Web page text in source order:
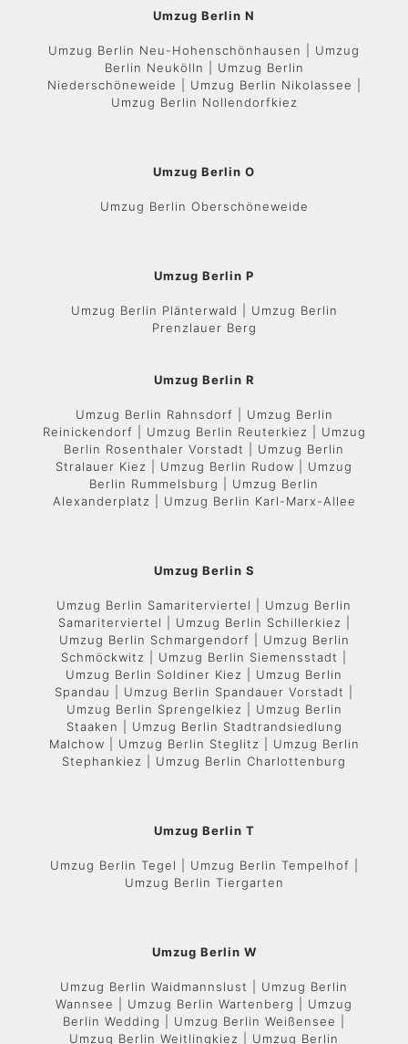
Umzug Berlin N
Umzug Berlin Neu-Hohenschönhausen | Umzug
Berlin Neukölln | Umzug Berlin
Niederschöneweide | Umzug Berlin Nikolassee |
Umzug Berlin Nollendorfkiez
Umzug Berlin O
Umzug Berlin Oberschöneweide
Umzug Berlin P
Umzug Berlin Plänterwald | Umzug Berlin
Prenzlauer Berg
Umzug Berlin R
Umzug Berlin Rahnsdorf | Umzug Berlin
Reinickendorf | Umzug Berlin Reuterkiez | Umzug
Berlin Rosenthaler Vorstadt | Umzug Berlin
Stralauer Kiez | Umzug Berlin Rudow | Umzug
Berlin Rummelsburg | Umzug Berlin
Alexanderplatz | Umzug Berlin Karl-Marx-Allee
Umzug Berlin S
Umzug Berlin Samariterviertel | Umzug Berlin
Samariterviertel | Umzug Berlin Schillerkiez |
Umzug Berlin Schmargendorf | Umzug Berlin
Schmöckwitz | Umzug Berlin Siemensstadt |
Umzug Berlin Soldiner Kiez | Umzug Berlin
Spandau | Umzug Berlin Spandauer Vorstadt |
Umzug Berlin Sprengelkiez | Umzug Berlin
Staaken | Umzug Berlin Stadtrandsiedlung
Malchow | Umzug Berlin Steglitz | Umzug Berlin
Stephankiez | Umzug Berlin Charlottenburg
Umzug Berlin T
Umzug Berlin Tegel | Umzug Berlin Tempelhof |
Umzug Berlin Tiergarten
Umzug Berlin W
Umzug Berlin Waidmannslust | Umzug Berlin
Wannsee | Umzug Berlin Wartenberg | Umzug
Berlin Wedding | Umzug Berlin Weißensee |
Umzug Berlin Weitlingkiez | Umzug Berlin